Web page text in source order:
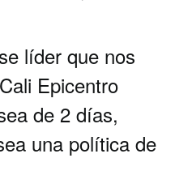
líder que nos
Epicentro
de 2 días,
una política de